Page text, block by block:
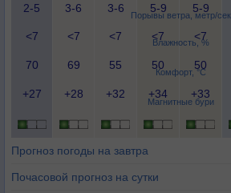
Порывы ветра, метр/сек
Влажность, %
Комфорт, °C
Магнитные бури
2-5
3-6
3-6
5-9
5-9
<7 <7 <7 <7 <7
70 69 55 50 50
+27 +28 +32 +34 +33
Прогноз погоды на завтра
Почасовой прогноз на сутки